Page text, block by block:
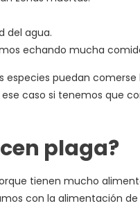
del agua.
echando mucha
especies puedan comerse
caso si tenemos que
plaga?
tienen mucho
con la alimentación